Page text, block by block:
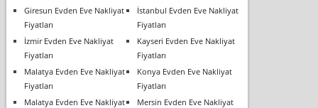
Giresun Evden Eve Nakliyat
Fiyatları
İstanbul Evden Eve Nakliyat
Fiyatları
İzmir Evden Eve Nakliyat
Fiyatları
Kayseri Evden Eve Nakliyat
Fiyatları
Malatya Evden Eve Nakliyat
Fiyatları
Konya Evden Eve Nakliyat
Fiyatları
Malatya Evden Eve Nakliyat
Mersin Evden Eve Nakliyat